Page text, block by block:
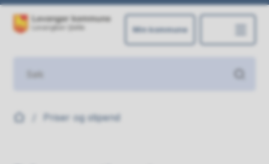
Min kommune
Du er her:Priser og stipend